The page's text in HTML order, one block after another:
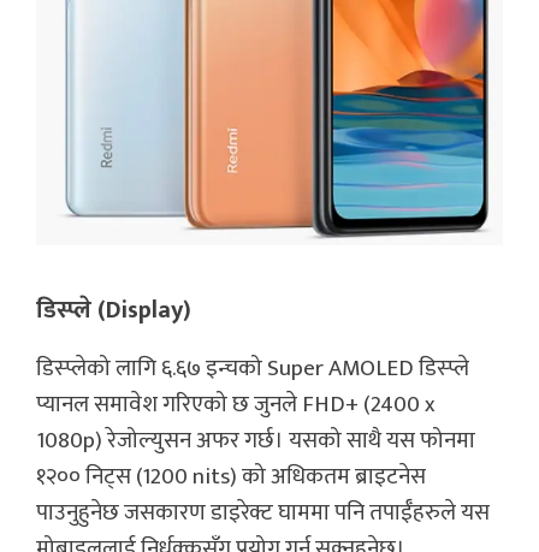
डिस्प्ले (Display)
डिस्प्लेको लागि ६.६७ इन्चको Super AMOLED डिस्प्ले
प्यानल समावेश गरिएको छ जुनले FHD+ (2400 x
1080p) रेजोल्युसन अफर गर्छ। यसको साथै यस फोनमा
१२०० निट्स (1200 nits) को अधिकतम ब्राइटनेस
पाउनुहुनेछ जसकारण डाइरेक्ट घाममा पनि तपाईँहरुले यस